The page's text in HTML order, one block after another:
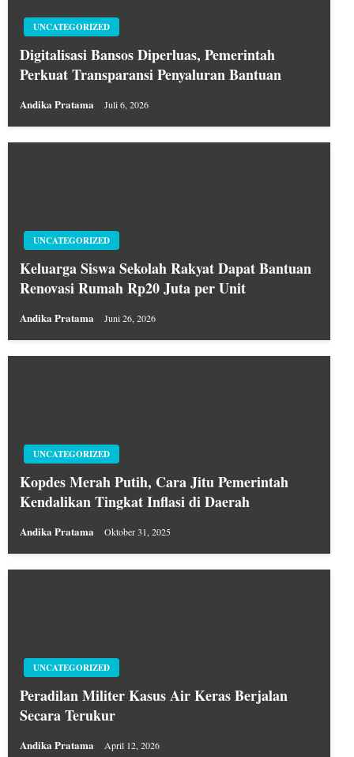
UNCATEGORIZED
Digitalisasi Bansos Diperluas, Pemerintah
Perkuat Transparansi Penyaluran Bantuan
Andika Pratama Juli 6, 2026
UNCATEGORIZED
Keluarga Siswa Sekolah Rakyat Dapat Bantuan
Renovasi Rumah Rp20 Juta per Unit
Andika Pratama Juni 26, 2026
UNCATEGORIZED
Kopdes Merah Putih, Cara Jitu Pemerintah
Kendalikan Tingkat Inflasi di Daerah
Andika Pratama Oktober 31, 2025
UNCATEGORIZED
Peradilan Militer Kasus Air Keras Berjalan
Secara Terukur
Andika Pratama April 12, 2026